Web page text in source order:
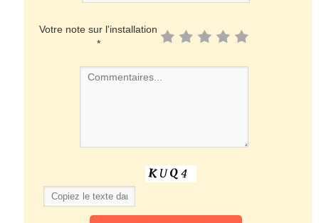
Votre note sur l'installation
*